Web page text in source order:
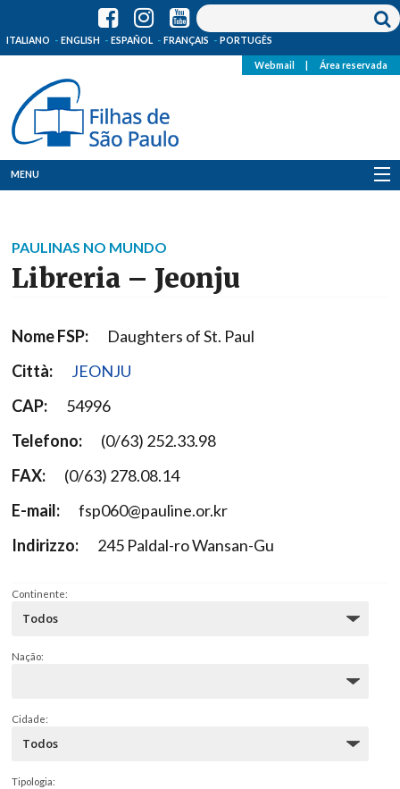
ITALIANO ENGLISH ESPAÑOL FRANÇAIS PORTUGÊS
Webmail Área reservada
MENU
Onde Estamos
Recursos
PAULINAS NO MUNDO
Libreria – Jeonju
Nome FSP:
Daughters of St. Paul
Città:
JEONJU
CAP:
54996
Telefono:
(0/63) 252.33.98
FAX:
(0/63) 278.08.14
E-mail:
fsp060@pauline.or.kr
Indirizzo:
245 Paldal-ro Wansan-Gu
Continente:
Nação:
Cidade:
Tipologia: